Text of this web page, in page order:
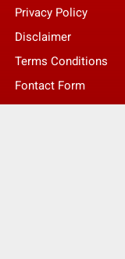
Privacy Policy
Disclaimer
Terms Conditions
Fontact Form